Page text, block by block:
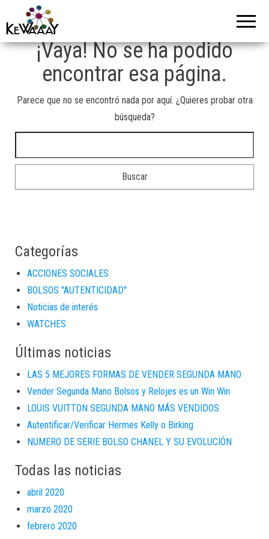
lujo segunda
mano |
Kewaaay
¡Vaya! No se ha podido
encontrar esa página.
Parece que no se encontró nada por aquí. ¿Quieres probar otra
búsqueda?
Categorías
ACCIONES SOCIALES
BOLSOS "AUTENTICIDAD"
Noticias de interés
WATCHES
Últimas noticias
LAS 5 MEJORES FORMAS DE VENDER SEGUNDA MANO
Vender Segunda Mano Bolsos y Relojes es un Win Win
LOUIS VUITTON SEGUNDA MANO MÁS VENDIDOS
Autentificar/Verificar Hermes Kelly o Birking
NUMERO DE SERIE BOLSO CHANEL Y SU EVOLUCIÓN
Todas las noticias
abril 2020
marzo 2020
febrero 2020